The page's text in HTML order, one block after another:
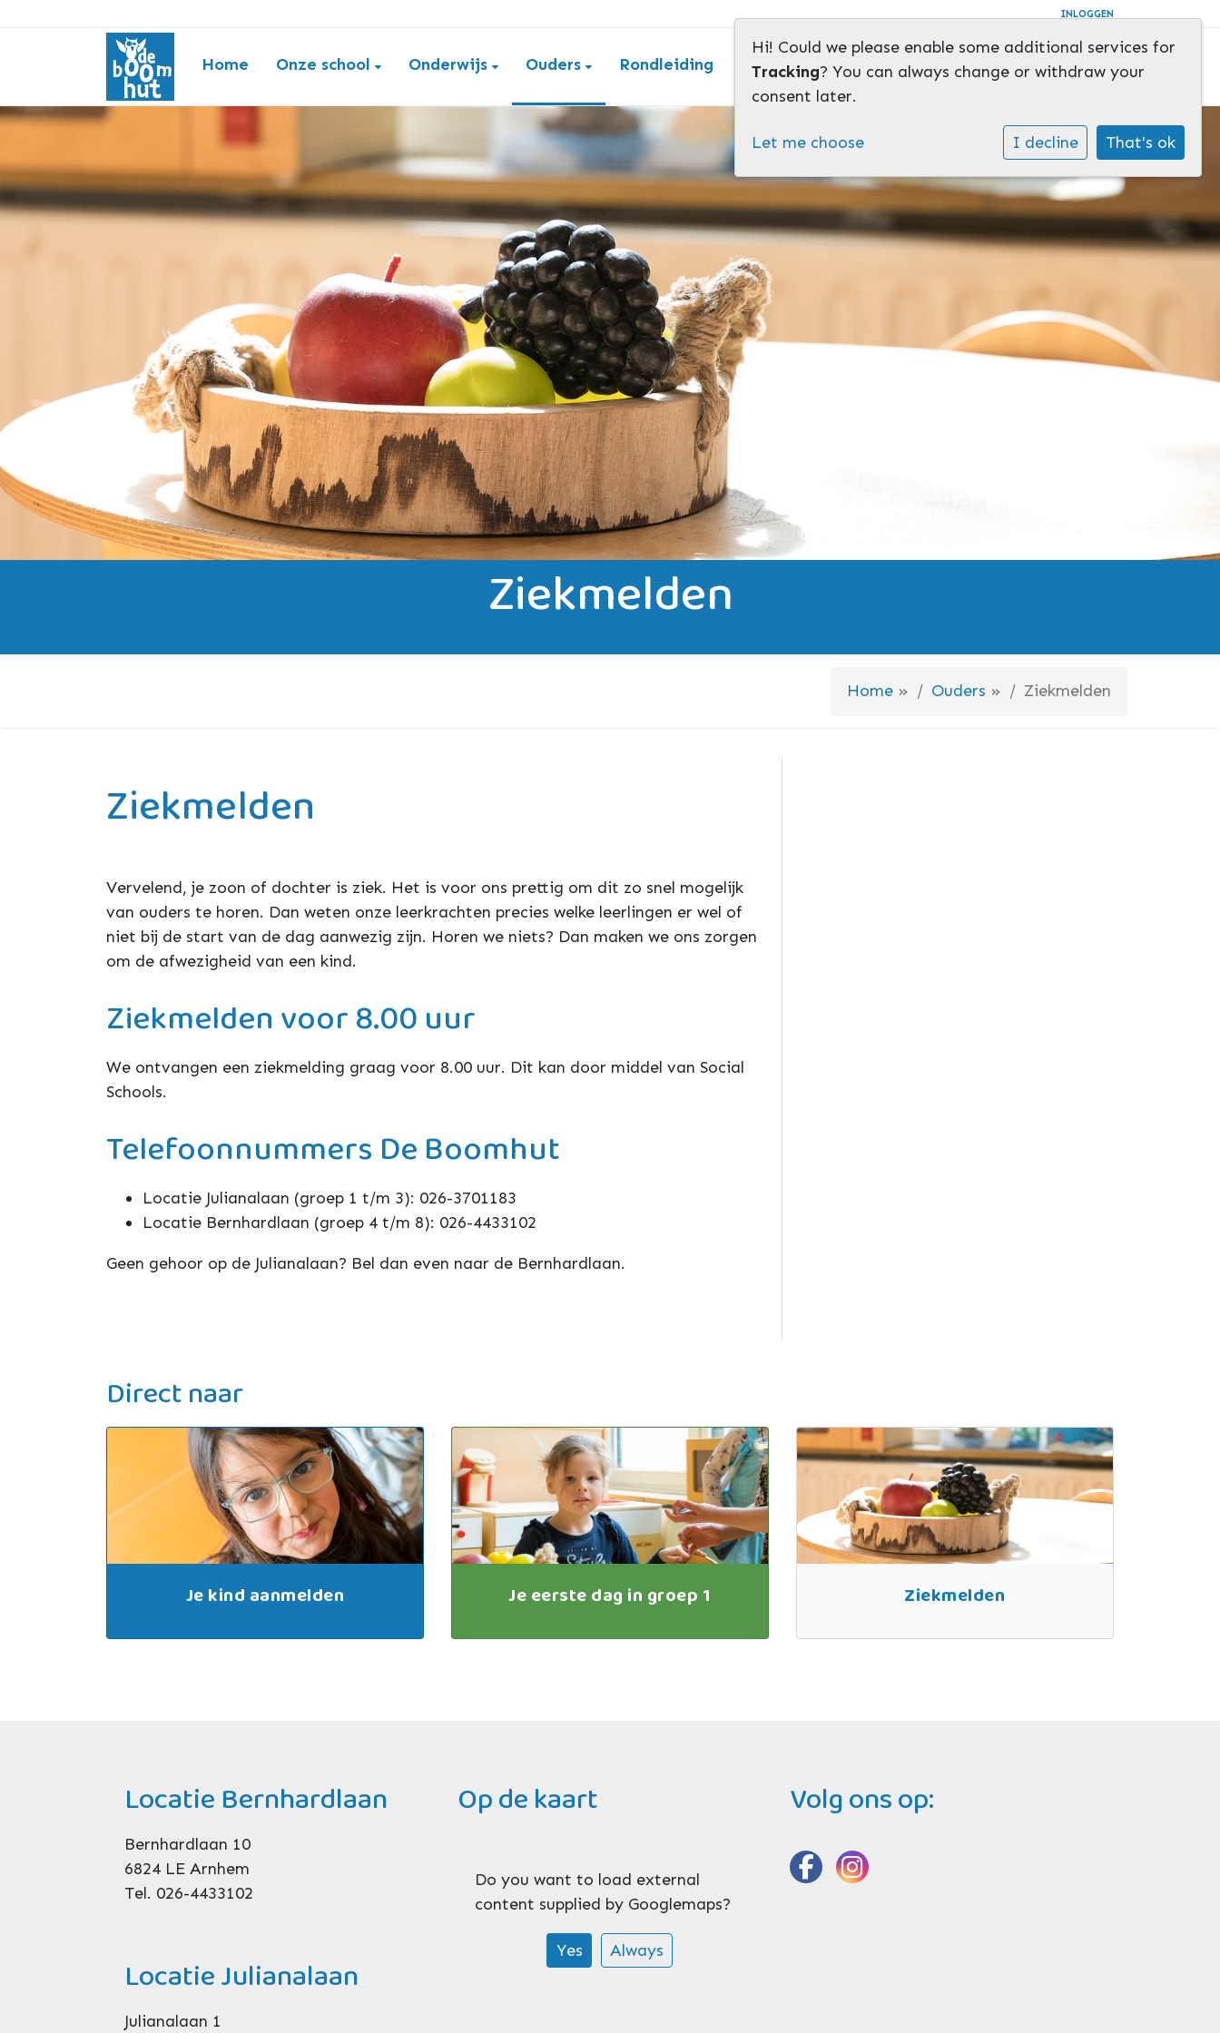
INLOGGEN
Home Onze school Onderwijs Ouders Rondleiding Contact
Ziekmelden
Home » Ouders » Ziekmelden
Ziekmelden
Vervelend, je zoon of dochter is ziek. Het is voor ons prettig om dit zo snel mogelijk
van ouders te horen. Dan weten onze leerkrachten precies welke leerlingen er wel of
niet bij de start van de dag aanwezig zijn. Horen we niets? Dan maken we ons zorgen
om de afwezigheid van een kind.
Ziekmelden voor 8.00 uur
We ontvangen een ziekmelding graag voor 8.00 uur. Dit kan door middel van Social
Schools.
Telefoonnummers De Boomhut
Locatie Julianalaan (groep 1 t/m 3): 026-3701183
Locatie Bernhardlaan (groep 4 t/m 8): 026-4433102
Geen gehoor op de Julianalaan? Bel dan even naar de Bernhardlaan.
Direct naar
Je kind aanmelden Je eerste dag in groep 1 Ziekmelden
Locatie Bernhardlaan
Bernhardlaan 10
6824 LE Arnhem
Tel. 026-4433102
Locatie Julianalaan
Julianalaan 1
Op de kaart
Do you want to load external
content supplied by Googlemaps?
Yes Always
Volg ons op:
Hi! Could we please enable some additional services for
Tracking? You can always change or withdraw your
consent later.
Let me choose I decline That's ok